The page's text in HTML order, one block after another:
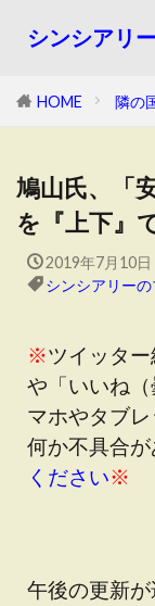
シンシアリ
HOME 隣の
鳩山氏、「
を『上下』
2019年7月10日
シンシアリー
※ツイッタ
や「いいね
マホやタブ
何か不具合が
ください※
午後の更新